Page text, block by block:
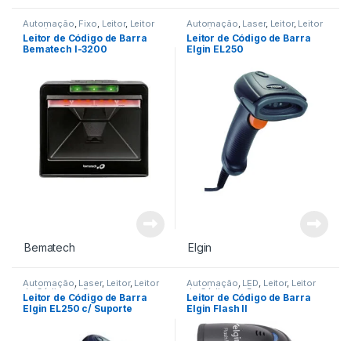
Automação Fixo Leitor, Leitor
de Código de Barra
Leitor de Código de Barra
Bematech I-3200
Bematech
Automação Laser, Leitor, Leitor
de Código de Barra
Leitor de Código de Barra
Elgin EL250
Elgin
Automação, Laser, Leitor, Leitor
de Código de Barra
Leitor de Código de Barra
Elgin EL250 c/ Suporte
Automação, LED, Leitor, Leitor
de Código de Barra
Leitor de Código de Barra
Elgin Flash II